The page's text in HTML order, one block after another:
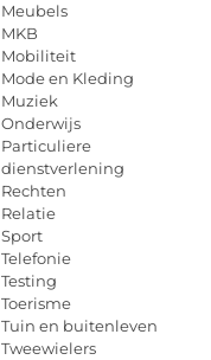
Meubels
MKB
Mobiliteit
Mode en Kleding
Muziek
Onderwijs
Particuliere
dienstverlening
Rechten
Relatie
Sport
Telefonie
Testing
Toerisme
Tuin en buitenleven
Tweewielers